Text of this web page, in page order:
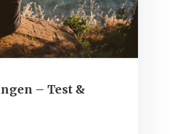
– Test &